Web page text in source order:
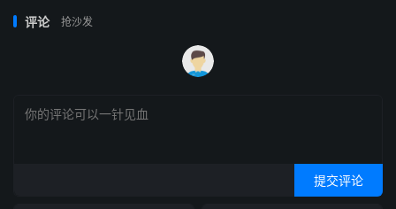
评论 抢沙发
提交评论